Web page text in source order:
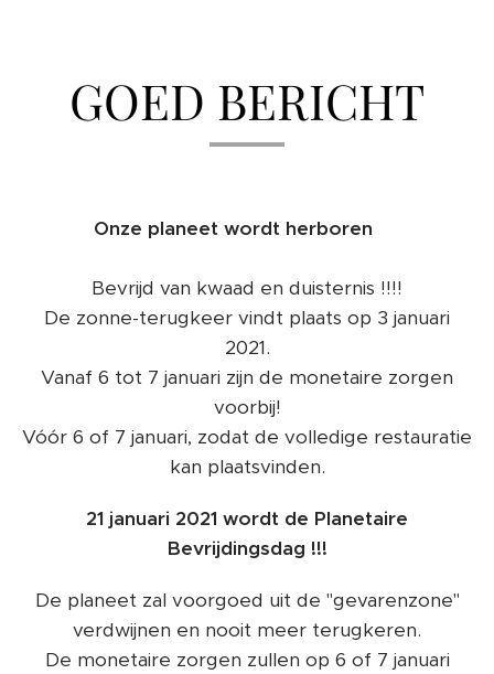
GOED BERICHT
Onze planeet wordt herboren ❤️
Bevrijd van kwaad en duisternis !!!!
De zonne-terugkeer vindt plaats op 3 januari
2021.
Vanaf 6 tot 7 januari zijn de monetaire zorgen
voorbij!
Vóór 6 of 7 januari, zodat de volledige restauratie
kan plaatsvinden.
21 januari 2021 wordt de Planetaire
Bevrijdingsdag !!!
De planeet zal voorgoed uit de "gevarenzone"
verdwijnen en nooit meer terugkeren.
De monetaire zorgen zullen op 6 of 7 januari